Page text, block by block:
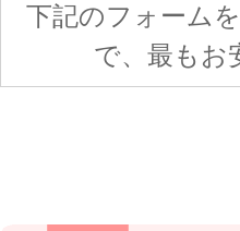
下記のフォーム
で、最もお